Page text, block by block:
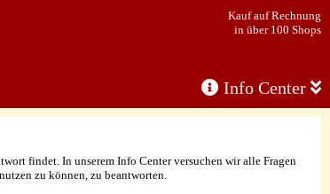
Info Center
Kauf auf Rechnung
in über 100 Shops
findet. In unserem Info Center versuchen wir alle Fragen
zu können, zu beantworten.